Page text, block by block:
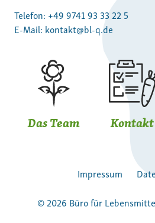
Telefon: +49 9741 93 33 22 5
E-Mail: kontakt@bl-q.de
Das Team Kontakt
Impressum
© 2026 Büro für